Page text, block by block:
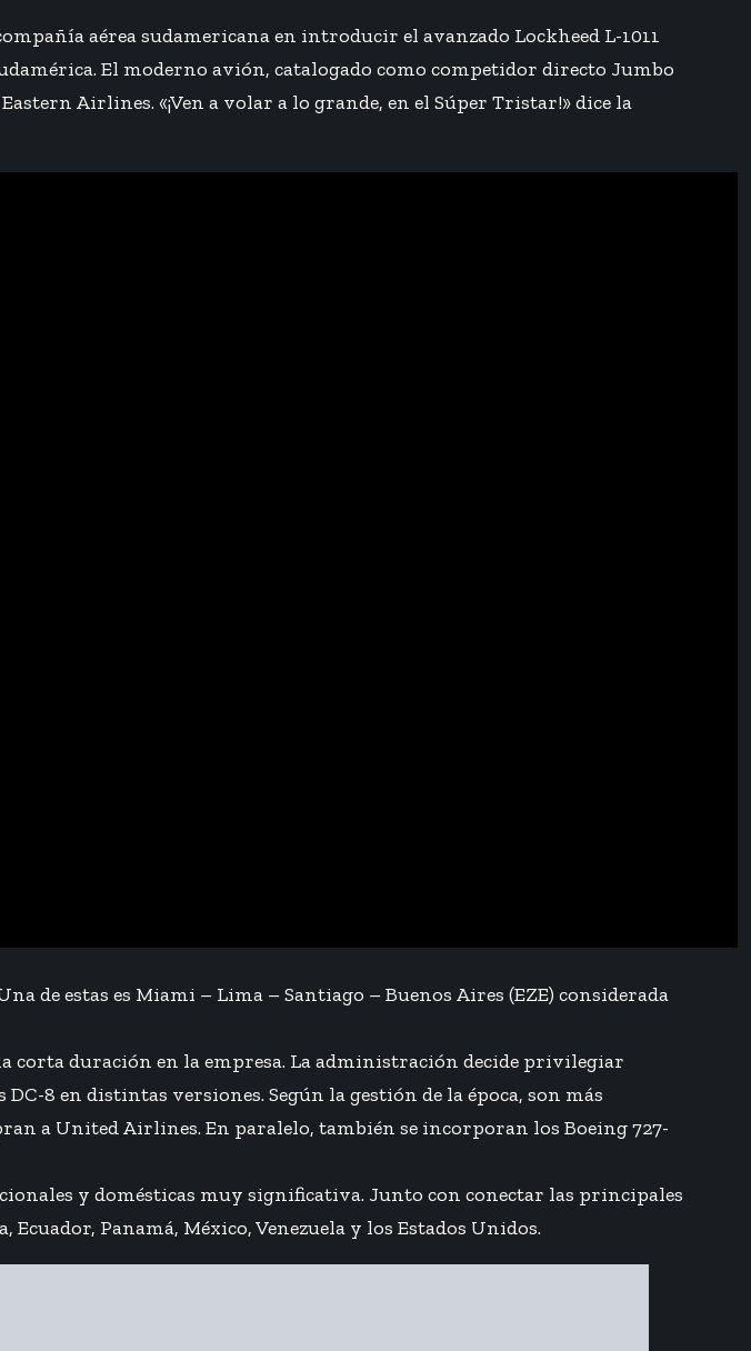
aérea sudamericana en introducir el avanzado Lockheed L-1011
El moderno avión, catalogado como competidor directo Jumbo
Airlines. «¡Ven a volar a lo grande, en el Súper Tristar!» dice la
de estas es Miami – Lima – Santiago – Buenos Aires (EZE) considerada
corta duración en la empresa. La administración decide privilegiar
8 en distintas versiones. Según la gestión de la época, son más
a United Airlines. En paralelo, también se incorporan los Boeing 727-
y domésticas muy significativa. Junto con conectar las principales
Panamá, México, Venezuela y los Estados Unidos.